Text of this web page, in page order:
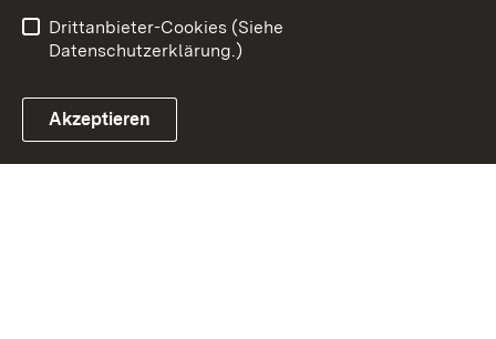
Drittanbieter-Cookies (Siehe
Datenschutzerklärung.)
Akzeptieren